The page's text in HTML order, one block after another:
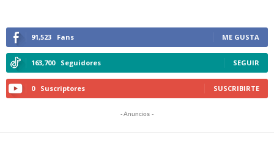
91,523 Fans ME GUSTA
163,700 Seguidores SEGUIR
0 Suscriptores SUSCRIBIRTE
- Anuncios -